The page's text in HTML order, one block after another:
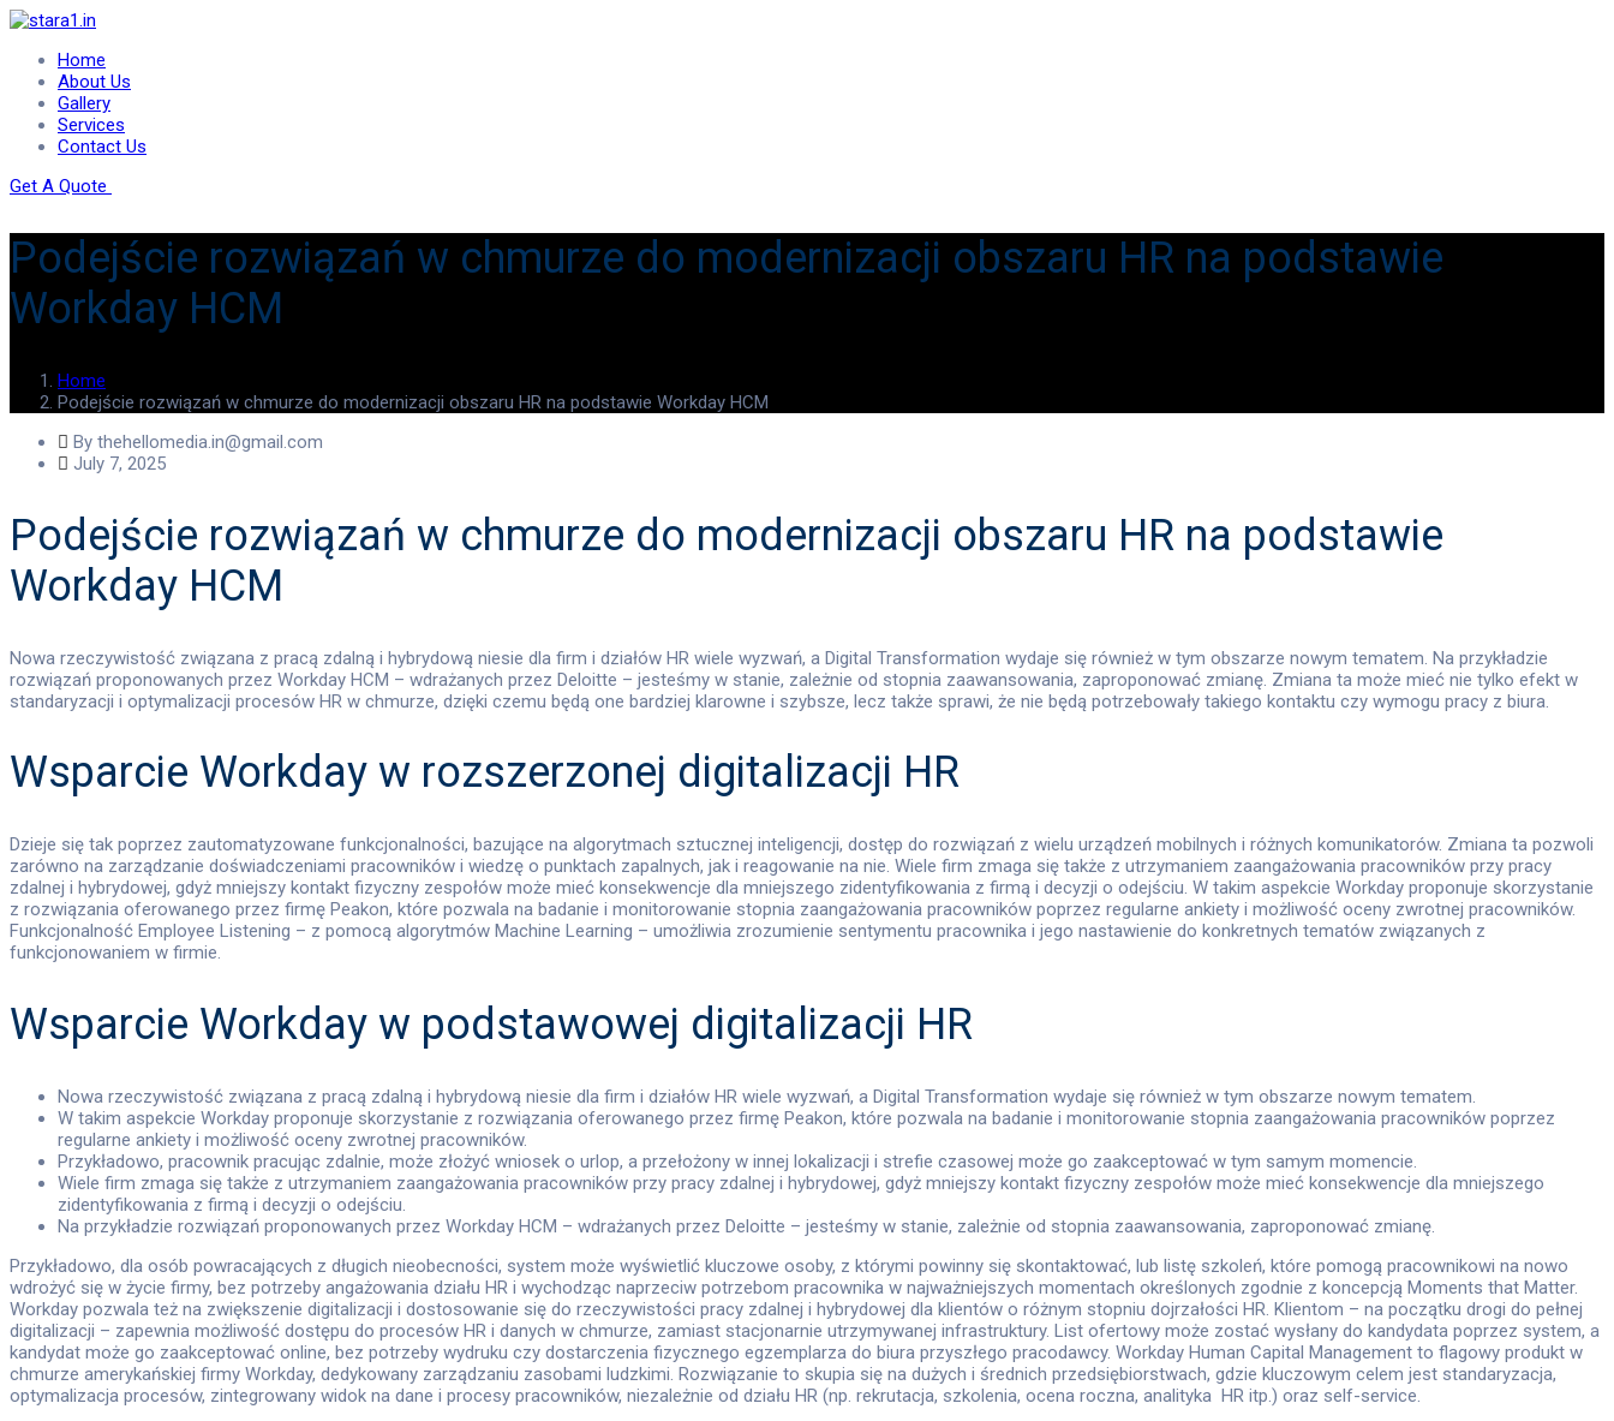
Home
About Us
Gallery
Services
Contact Us
Get A Quote
Podejście rozwiązań w chmurze do modernizacji obszaru HR na podstawie
Workday HCM
Home
Podejście rozwiązań w chmurze do modernizacji obszaru HR na podstawie Workday HCM
By thehellomedia.in@gmail.com
July 7, 2025
Podejście rozwiązań w chmurze do modernizacji obszaru HR na podstawie
Workday HCM
Nowa rzeczywistość związana z pracą zdalną i hybrydową niesie dla firm i działów HR wiele wyzwań, a Digital Transformation wydaje się również w tym obszarze nowym tematem. Na przykładzie
rozwiązań proponowanych przez Workday HCM – wdrażanych przez Deloitte – jesteśmy w stanie, zależnie od stopnia zaawansowania, zaproponować zmianę. Zmiana ta może mieć nie tylko efekt w
standaryzacji i optymalizacji procesów HR w chmurze, dzięki czemu będą one bardziej klarowne i szybsze, lecz także sprawi, że nie będą potrzebowały takiego kontaktu czy wymogu pracy z biura.
Wsparcie Workday w rozszerzonej digitalizacji HR
Dzieje się tak poprzez zautomatyzowane funkcjonalności, bazujące na algorytmach sztucznej inteligencji, dostęp do rozwiązań z wielu urządzeń mobilnych i różnych komunikatorów. Zmiana ta pozwoli
zarówno na zarządzanie doświadczeniami pracowników i wiedzę o punktach zapalnych, jak i reagowanie na nie. Wiele firm zmaga się także z utrzymaniem zaangażowania pracowników przy pracy
zdalnej i hybrydowej, gdyż mniejszy kontakt fizyczny zespołów może mieć konsekwencje dla mniejszego zidentyfikowania z firmą i decyzji o odejściu. W takim aspekcie Workday proponuje skorzystanie
z rozwiązania oferowanego przez firmę Peakon, które pozwala na badanie i monitorowanie stopnia zaangażowania pracowników poprzez regularne ankiety i możliwość oceny zwrotnej pracowników.
Funkcjonalność Employee Listening – z pomocą algorytmów Machine Learning – umożliwia zrozumienie sentymentu pracownika i jego nastawienie do konkretnych tematów związanych z
funkcjonowaniem w firmie.
Wsparcie Workday w podstawowej digitalizacji HR
Nowa rzeczywistość związana z pracą zdalną i hybrydową niesie dla firm i działów HR wiele wyzwań, a Digital Transformation wydaje się również w tym obszarze nowym tematem.
W takim aspekcie Workday proponuje skorzystanie z rozwiązania oferowanego przez firmę Peakon, które pozwala na badanie i monitorowanie stopnia zaangażowania pracowników poprzez
regularne ankiety i możliwość oceny zwrotnej pracowników.
Przykładowo, pracownik pracując zdalnie, może złożyć wniosek o urlop, a przełożony w innej lokalizacji i strefie czasowej może go zaakceptować w tym samym momencie.
Wiele firm zmaga się także z utrzymaniem zaangażowania pracowników przy pracy zdalnej i hybrydowej, gdyż mniejszy kontakt fizyczny zespołów może mieć konsekwencje dla mniejszego
zidentyfikowania z firmą i decyzji o odejściu.
Na przykładzie rozwiązań proponowanych przez Workday HCM – wdrażanych przez Deloitte – jesteśmy w stanie, zależnie od stopnia zaawansowania, zaproponować zmianę.
Przykładowo, dla osób powracających z długich nieobecności, system może wyświetlić kluczowe osoby, z którymi powinny się skontaktować, lub listę szkoleń, które pomogą pracownikowi na nowo
wdrożyć się w życie firmy, bez potrzeby angażowania działu HR i wychodząc naprzeciw potrzebom pracownika w najważniejszych momentach określonych zgodnie z koncepcją Moments that Matter.
Workday pozwala też na zwiększenie digitalizacji i dostosowanie się do rzeczywistości pracy zdalnej i hybrydowej dla klientów o różnym stopniu dojrzałości HR. Klientom – na początku drogi do pełnej
digitalizacji – zapewnia możliwość dostępu do procesów HR i danych w chmurze, zamiast stacjonarnie utrzymywanej infrastruktury. List ofertowy może zostać wysłany do kandydata poprzez system, a
kandydat może go zaakceptować online, bez potrzeby wydruku czy dostarczenia fizycznego egzemplarza do biura przyszłego pracodawcy. Workday Human Capital Management to flagowy produkt w
chmurze amerykańskiej firmy Workday, dedykowany zarządzaniu zasobami ludzkimi. Rozwiązanie to skupia się na dużych i średnich przedsiębiorstwach, gdzie kluczowym celem jest standaryzacja,
optymalizacja procesów, zintegrowany widok na dane i procesy pracowników, niezależnie od działu HR (np. rekrutacja, szkolenia, ocena roczna, analityka HR itp.) oraz self-service.